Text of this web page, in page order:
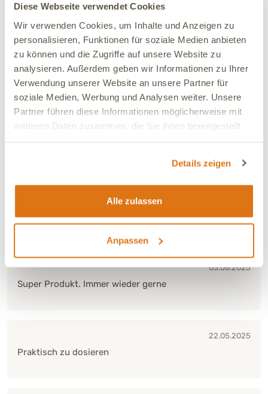
Diese Webseite verwendet Cookies
Wir verwenden Cookies, um Inhalte und Anzeigen zu
personalisieren, Funktionen für soziale Medien anbieten
zu können und die Zugriffe auf unsere Website zu
analysieren. Außerdem geben wir Informationen zu Ihrer
Verwendung unserer Website an unsere Partner für
soziale Medien, Werbung und Analysen weiter. Unsere
Partner führen diese Informationen möglicherweise mit
weiteren Daten zusammen, die Sie ihnen bereitgestellt
Details zeigen
Alle zulassen
Anpassen
Zusammen mit dem Halsband haben meine beiden
weniger Zecken bis heute.
Verbesserung:
Deutliche Verbesserung
Ja, ich empfehle dieses Produkt
Hilft unserem Hund in der Anfangszeckenzeit sehr gut.
Ja, ich empfehle dieses Produkt
03.08.2025
Super Produkt. Immer wieder gerne
22.05.2025
Praktisch zu dosieren